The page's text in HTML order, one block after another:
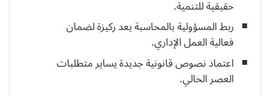
حقيقية للتنمية.
ربط المسؤولية بالمحاسبة يعد ركيزة لضمان
فعالية العمل الإداري.
اعتماد نصوص قانونية جديدة يساير متطلبات
العصر الحالي.